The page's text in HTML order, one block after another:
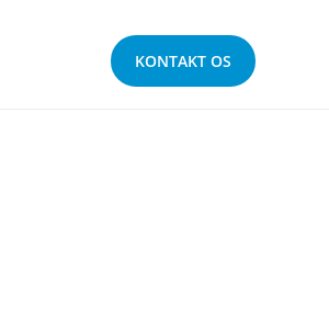
KONTAKT OS